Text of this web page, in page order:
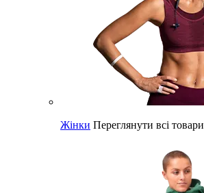
Жінки Переглянути всі товари